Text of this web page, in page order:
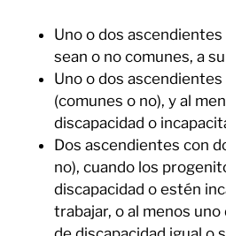
Uno o dos
sean o no comunes, a
Uno o dos
(comunes o no), y al
discapacidad o
Dos ascendientes con
no), cuando los
discapacidad o estén
trabajar, o al menos